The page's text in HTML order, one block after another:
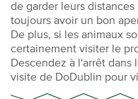
de garder leurs
toujours avoir un bon
De plus, si les animaux
certainement visiter le
Descendez à l'arrêt
visite de DoDublin pour